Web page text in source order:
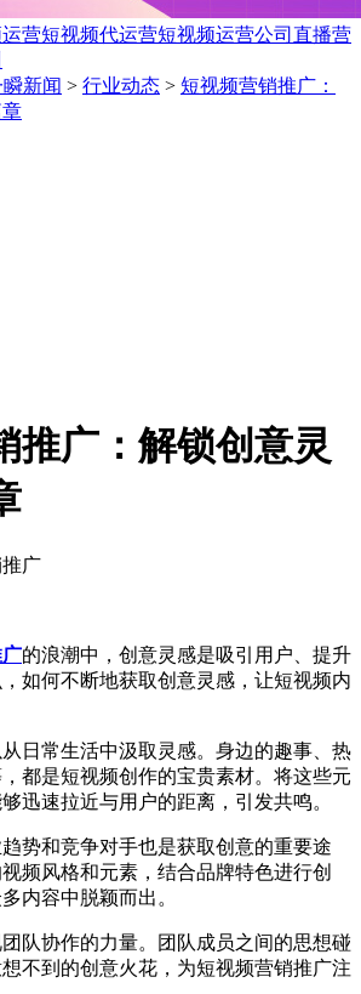
营短视频代运营短视频运营公司 直播营
新闻 > 行业动态 > 短视频营销推广：
推广：解锁创意灵
广
的浪潮中，创意灵感是吸引用户、提升
如何不断地获取创意灵感，让短视频内
常生活中汲取灵感。身边的趣事、热
都是短视频创作的宝贵素材。将这些元
迅速拉近与用户的距离，引发共鸣。
和竞争对手也是获取创意的重要途
频风格和元素，结合品牌特色进行创
内容中脱颖而出。
协作的力量。团队成员之间的思想碰
不到的创意火花，为短视频营销推广注